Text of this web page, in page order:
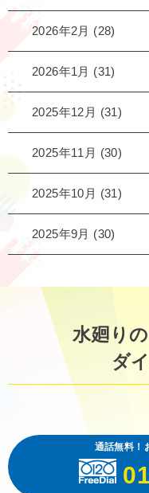
2026年2月 (28)
2026年1月 (31)
2025年12月 (31)
2025年11月 (30)
2025年10月 (31)
2025年9月 (30)
水廻り
ダ
通話無料！